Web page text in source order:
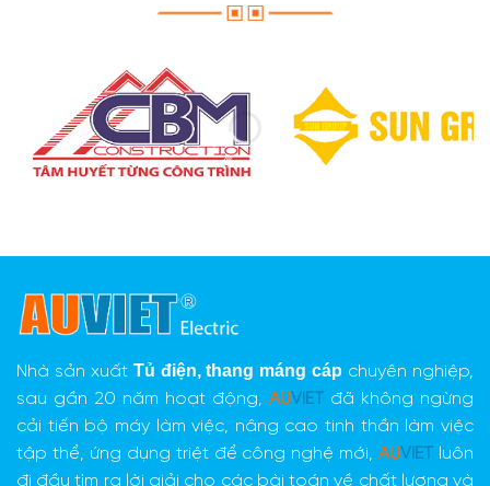
Nhà sản xuất Tủ điện,thang máng cáp chuyên nghiệp,
sau gần 20 năm hoạt động, AUVIET đã không ngừng
cải tiến bộ máy làm việc, nâng cao tinh thần làm việc
tập thể, ứng dụng triệt để công nghệ mới,AUVIET luôn
đi đầu tìm ra lời giải cho các bài toán về chất lượng và